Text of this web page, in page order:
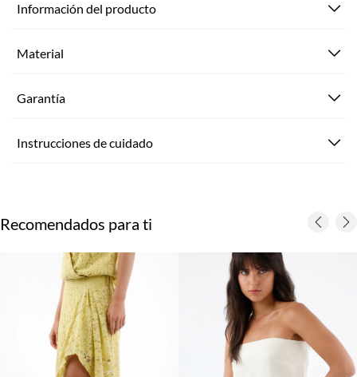
Información del producto
Material
Garantía
Instrucciones de cuidado
Recomendados para ti